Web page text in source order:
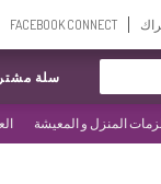
FACEBOOK CONNECT
سلة
المنزل و المعيشة